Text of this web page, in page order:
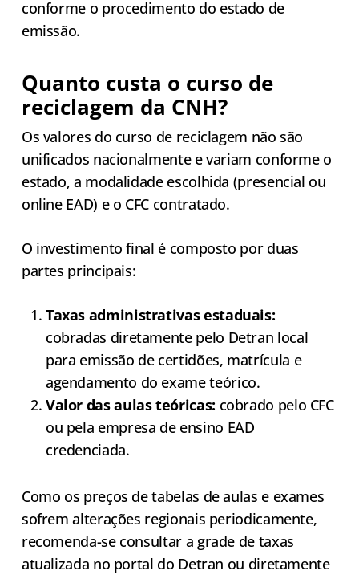
conforme o procedimento do estado de
emissão.
Quanto custa o curso de
reciclagem da CNH?
Os valores do curso de reciclagem não são
unificados nacionalmente e variam conforme o
estado, a modalidade escolhida (presencial ou
online EAD) e o CFC contratado.
O investimento final é composto por duas
partes principais:
Taxas administrativas estaduais:
cobradas diretamente pelo Detran local
para emissão de certidões, matrícula e
agendamento do exame teórico.
Valor das aulas teóricas: cobrado pelo CFC
ou pela empresa de ensino EAD
credenciada.
Como os preços de tabelas de aulas e exames
sofrem alterações regionais periodicamente,
recomenda-se consultar a grade de taxas
atualizada no portal do Detran ou diretamente